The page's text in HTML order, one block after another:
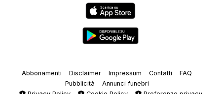
Abbonamenti Disclaimer Impressum Contatti
FAQ
Pubblicità
Annunci funebri